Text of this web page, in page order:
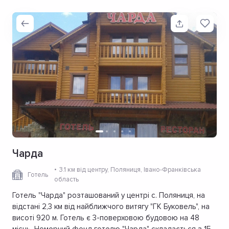
Чарда
Готель
3.1 км від центру, Поляниця, Івано-Франківська
область
Готель "Чарда" розташований у центрі с. Поляниця, на
відстані 2,3 км від найближчого витягу "ГК Буковель", на
висоті 920 м. Готель є 3-поверховою будовою на 48